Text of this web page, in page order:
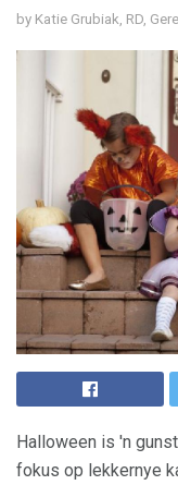
by Katie Grubiak, RD,
Halloween is 'n
fokus op lekkernye